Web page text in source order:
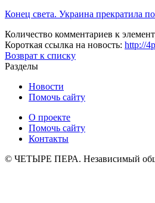
Конец света. Украина прекратила
Количество комментариев к
Короткая ссылка на новость: http://
Возврат к списку
Разделы
Новости
Помочь сайту
О проекте
Помочь сайту
Контакты
© ЧЕТЫРЕ ПЕРА. Независимый